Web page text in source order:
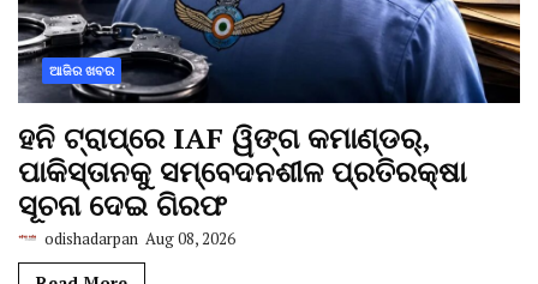
ଆଜିର ଖବର
ହନି ଟ୍ରାପ୍‌ରେ IAF ୱିଙ୍ଗ କମାଣ୍ଡର୍,
ପାକିସ୍ତାନକୁ ସମ୍ବେଦନଶୀଳ ପ୍ରତିରକ୍ଷା
ସୂଚନା ଦେଇ ଗିରଫ
odishadarpan Aug 08, 2026